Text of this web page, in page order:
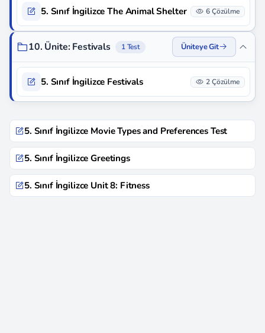
5. Sınıf İngilizce The Animal Shelter 6 Çözülme
10. Ünite: Festivals 1 Test Üniteye Git
5. Sınıf İngilizce Festivals 2 Çözülme
5. Sınıf İngilizce Movie Types and Preferences Test
5. Sınıf İngilizce Greetings
5. Sınıf İngilizce Unit 8: Fitness